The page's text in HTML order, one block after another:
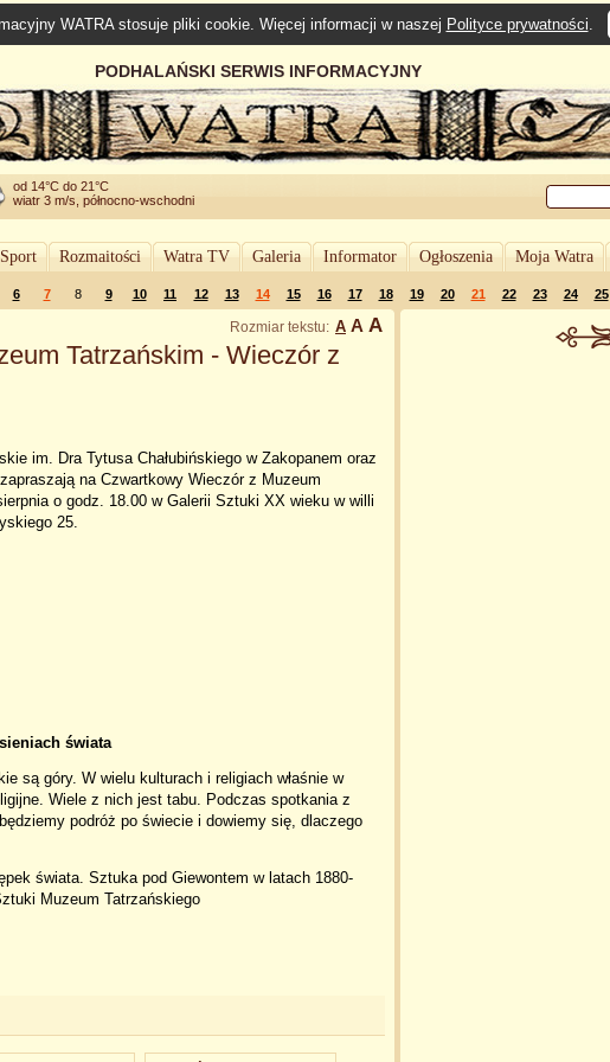
WATRA stosuje pliki cookie. Więcej informacji w naszej Polityce prywatności.
PODHALAŃSKI SERWIS INFORMACYJNY
od 14°C do 21°C
wiatr 3 m/s, północno-wschodni
Sport Rozmaitości Watra TV Galeria Informator Ogłoszenia Moja Watra
6 7 8 9 10 11 12 13 14 15 16 17 18 19 20 21 22 23 24 25
Rozmiar tekstu: A A A
Tatrzańskim - Wieczór z
im. Dra Tytusa Chałubińskiego w Zakopanem oraz
na Czwartkowy Wieczór z Muzeum
o godz. 18.00 w Galerii Sztuki XX wieku w willi
25.
świata
są góry. W wielu kulturach i religiach właśnie w
Wiele z nich jest tabu. Podczas spotkania z
podróż po świecie i dowiemy się, dlaczego
świata. Sztuka pod Giewontem w latach 1880-
Muzeum Tatrzańskiego